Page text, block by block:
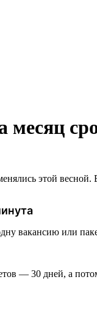
этой весной.
вакансию или
— 30 дней, а